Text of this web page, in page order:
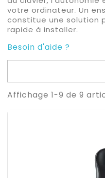
votre ordinateur. Un
constitue une solution
rapide à installer.
Besoin d'aide ?
Affichage 1-9 de 9